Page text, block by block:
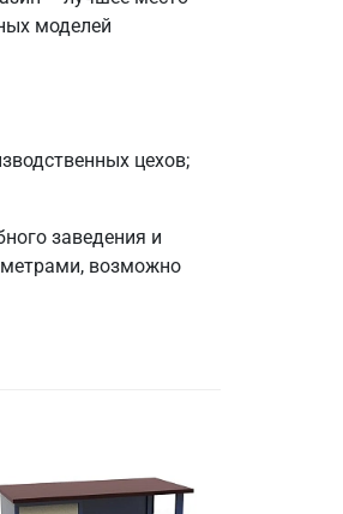
моделей
цехов;
заведения и
возможно